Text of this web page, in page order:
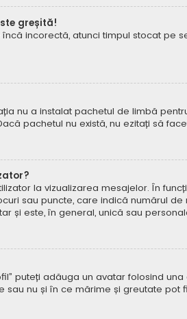
greșită!
incorectă, atunci timpul stocat
nu a instalat pachetul de limbă
pachetul nu există, nu ezitați să
la vizualizarea mesajelor. În
sau puncte, care indică numărul
și este, în general, unică sau
puteți adăuga un avatar folosind
nu și în ce mărime și greutate